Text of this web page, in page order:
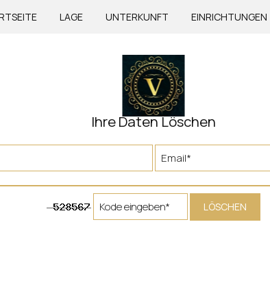
LAGE UNTERKUNFT EINRICHTUNGEN
Ihre Daten Löschen
LÖSCHEN